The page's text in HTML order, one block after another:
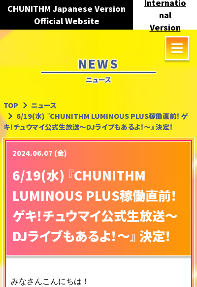
CHUNITHM Japanese Version
Official Website
nal
Version
NEWS
ニュース
TOP
ニュース
6/19(水) 『CHUNITHM LUMINOUS PLUS稼働直前！ ゲ
キ！チュウマイ公式生放送～DJライブもあるよ！～』 決定！
2024.06.07 (金)
6/19(水) 『CHUNITHM
LUMINOUS PLUS稼働直前！
ゲキ！チュウマイ公式生放送～
DJライブもあるよ！～』 決定！
みなさんこんにちは！